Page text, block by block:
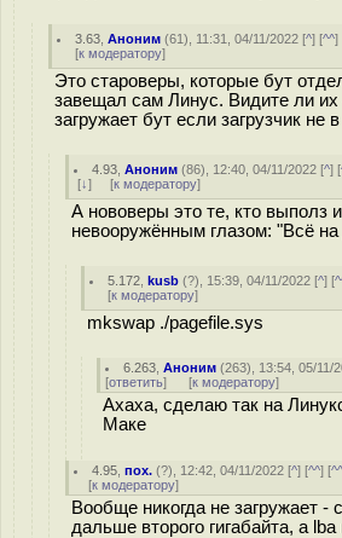
3.63 ,Аноним (61), 11:31, 04/11/2022 [^] [^^]
[к модератору]
Это староверы, которые бут
завещал сам Линус. Видите ли
загружает бут если загрузчик не
4.93 ,Аноним (86), 12:40, 04/11/2022 [^] [
[↓] [к модератору]
А нововеры это те, кто
невооружённым глазом: "Всё на
5.172 ,kusb (?), 15:39, 04/11/2022 [^] [
[к модератору]
mkswap ./pagefile.sys
6.263 ,Аноним (263), 13:54, 05/11/
[ответить] [к модератору]
Ахаха, сделаю так на
Маке
4.95 ,пох. (?), 12:42, 04/11/2022 [^] [^^] [
[к модератору]
Вообще никогда не загружает -
дальше второго гигабайта, а